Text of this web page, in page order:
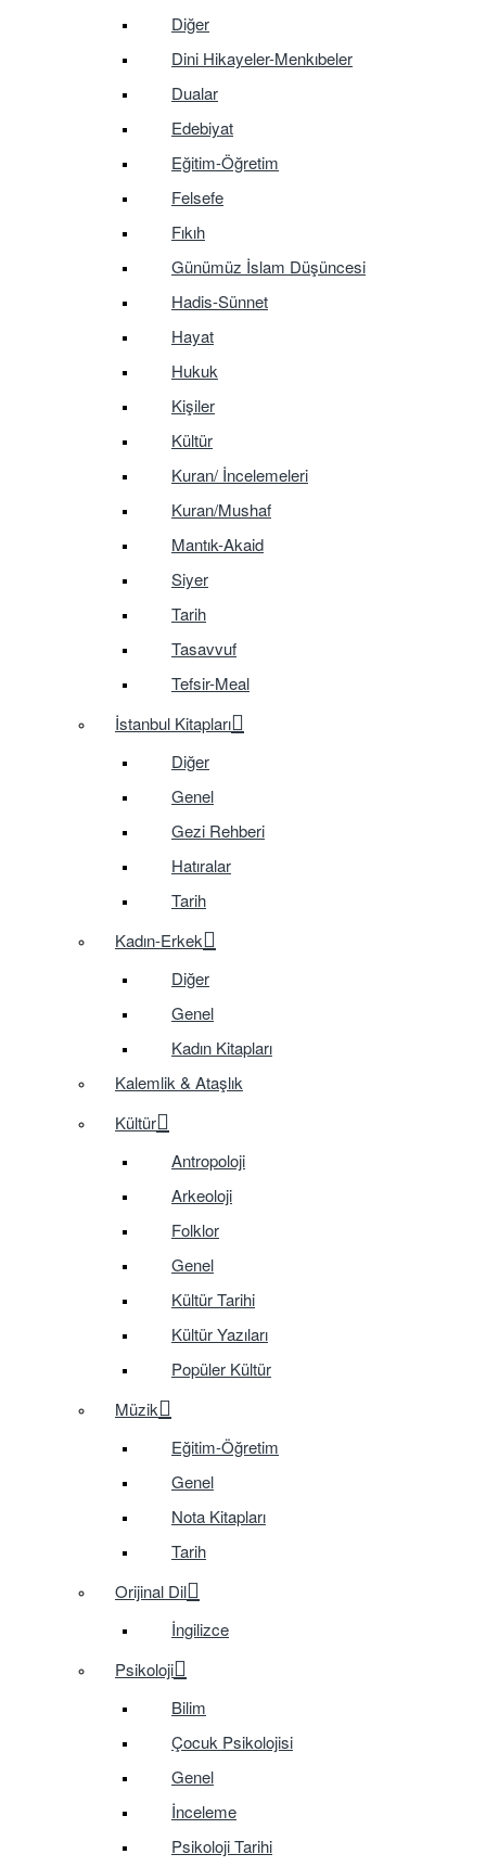
Diğer
Dini Hikayeler-Menkıbeler
Dualar
Edebiyat
Eğitim-Öğretim
Felsefe
Fıkıh
Günümüz İslam Düşüncesi
Hadis-Sünnet
Hayat
Hukuk
Kişiler
Kültür
Kuran/ İncelemeleri
Kuran/Mushaf
Mantık-Akaid
Siyer
Tarih
Tasavvuf
Tefsir-Meal
İstanbul Kitapları
Diğer
Genel
Gezi Rehberi
Hatıralar
Tarih
Kadın-Erkek
Diğer
Genel
Kadın Kitapları
Kalemlik & Ataşlık
Kültür
Antropoloji
Arkeoloji
Folklor
Genel
Kültür Tarihi
Kültür Yazıları
Popüler Kültür
Müzik
Eğitim-Öğretim
Genel
Nota Kitapları
Tarih
Orijinal Dil
İngilizce
Psikoloji
Bilim
Çocuk Psikolojisi
Genel
İnceleme
Psikoloji Tarihi